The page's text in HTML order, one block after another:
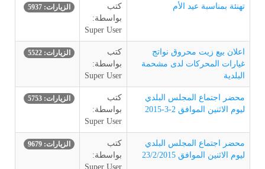
تهنئة بمناسبة عيد الأم
كتب
بواسطة:
Super User
الزيارات: 5937
اعلان بيع زيت محروق نواتج
غيارات المحركات لدى مشحمة
البلدية
كتب
بواسطة:
Super User
الزيارات: 5522
محضر اجتماع المجلس البلدي
ليوم الاثنين الموافق 2-3-2015
كتب
بواسطة:
Super User
الزيارات: 5753
محضر اجتماع المجلس البلدي
ليوم الاثنين الموافق 23/2/2015
كتب
بواسطة:
Super User
الزيارات: 9679